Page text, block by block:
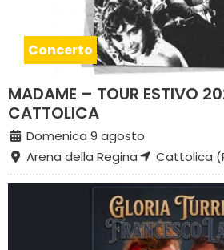
Concerto
MADAME – TOUR ESTIVO
CATTOLICA
Domenica 9 agosto
Arena della Regina
Cattolica